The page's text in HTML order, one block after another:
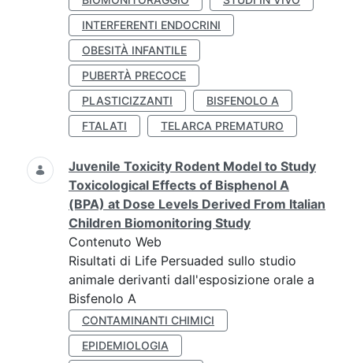
INTERFERENTI ENDOCRINI
OBESITÀ INFANTILE
PUBERTÀ PRECOCE
PLASTICIZZANTI
BISFENOLO A
FTALATI
TELARCA PREMATURO
Juvenile Toxicity Rodent Model to Study
Toxicological Effects of Bisphenol A
(BPA) at Dose Levels Derived From Italian
Children Biomonitoring Study
Contenuto Web
Risultati di Life Persuaded sullo studio
animale derivanti dall'esposizione orale a
Bisfenolo A
CONTAMINANTI CHIMICI
EPIDEMIOLOGIA